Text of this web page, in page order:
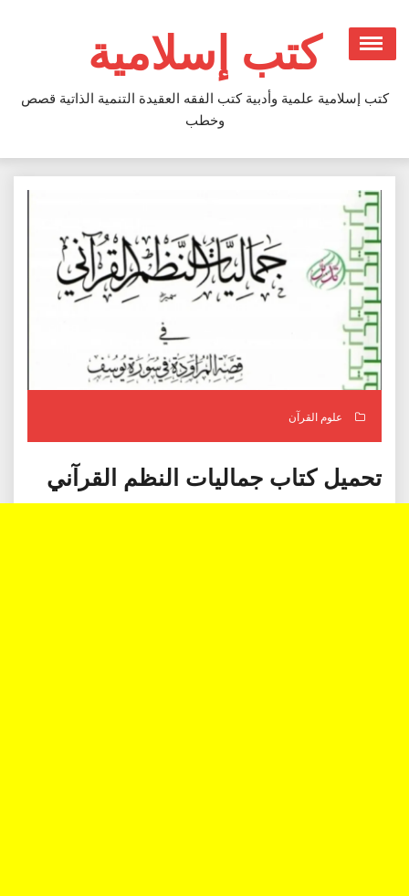
content
كتب إسلامية
كتب إسلامية علمية وأدبية كتب الفقه العقيدة التنمية الذاتية قصص
وخطب
علوم القرآن
تحميل كتاب جماليات النظم القرآني